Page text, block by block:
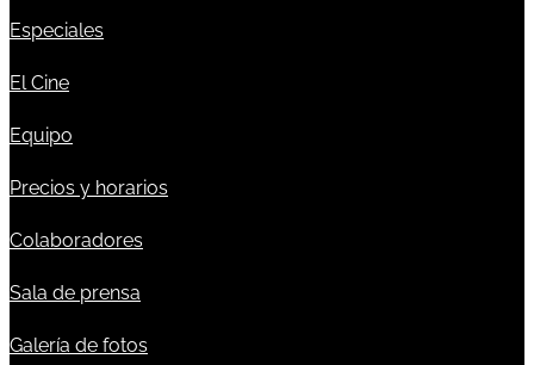
Especiales
El Cine
Equipo
Precios y horarios
Colaboradores
Sala de prensa
Galería de fotos